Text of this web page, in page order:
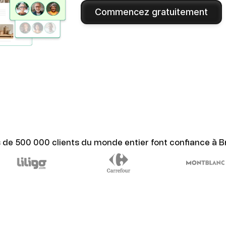
Commencez gratuitement
de 500 000 clients du monde entier font confiance à